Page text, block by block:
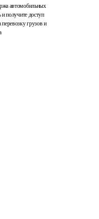
автомобильных
и получите доступ
грузов и